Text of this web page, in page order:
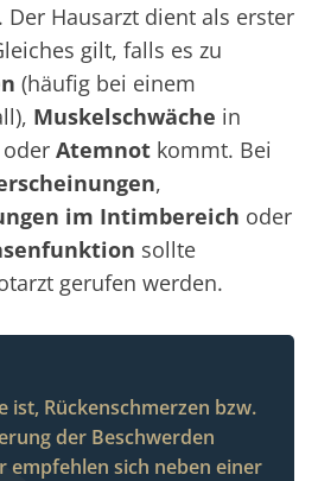
Hausarzt dient als erster
gilt, falls es zu
(häufig bei einem
Muskelschwäche in
Atemnot kommt. Bei
,
im Intimbereich oder
sollte
gerufen werden.
ist, Rückenschmerzen bzw.
der Beschwerden
empfehlen sich neben einer